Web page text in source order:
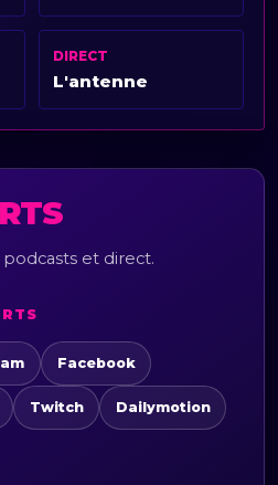
DIRECT
L'antenne
et direct.
Facebook
Twitch Dailymotion